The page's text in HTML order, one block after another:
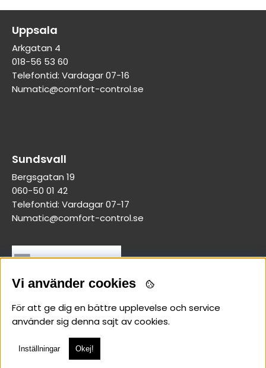
Uppsala
Arkgatan 4
018-56 53 60
Telefontid: Vardagar 07-16
Numatic@comfort-control.se
Sundsvall
Bergsgatan 19
060-50 01 42
Telefontid: Vardagar 07-17
Numatic@comfort-control.se
Vi använder cookies
För att ge dig en bättre upplevelse och service
använder sig denna sajt av cookies.
Inställningar Okej!